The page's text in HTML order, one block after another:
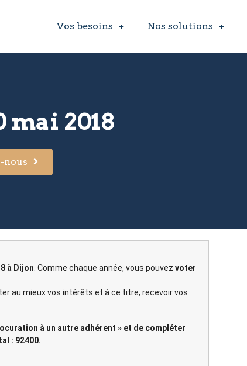
Vos besoins Nos solutions
mai 2018
nous
à Dijon . Comme chaque année, vous pouvez voter
au mieux vos intérêts et à ce titre, recevoir vos
à un autre adhérent » et de compléter
: 92400.